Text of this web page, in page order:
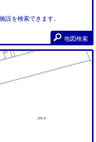
設を検索できます。
地図検索